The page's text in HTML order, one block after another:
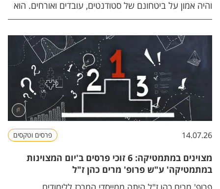
והיה אמון על ביטחונם של סטודנטים, עובדים ואורחים. הוא
נפטר בגיל 84 והותיר אחריו משפחה ענפה, חברים ושותפים
פרסים וטקסים 14.07.26
מצוינים במתמטיקה: 6 זוכי פרסים ב'יום המצוינות
במתמטיקה' ע"ש פרופ' מרים כהן ז"ל